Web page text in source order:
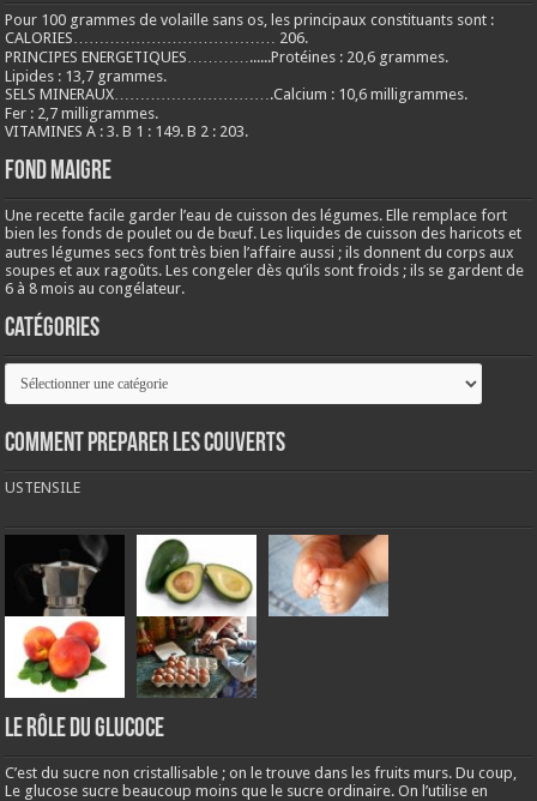
Pour 100 grammes de volaille sans os, les principaux constituants sont :
CALORIES………………………………… 206.
PRINCIPES ENERGETIQUES…………......Protéines : 20,6 grammes.
Lipides : 13,7 grammes.
SELS MINERAUX………………………….Calcium : 10,6 milligrammes.
Fer : 2,7 milligrammes.
VITAMINES A : 3. B 1 : 149. B 2 : 203.
Fond maigre
Une recette facile garder l’eau de cuisson des légumes. Elle remplace fort
bien les fonds de poulet ou de bœuf. Les liquides de cuisson des haricots et
autres légumes secs font très bien l’affaire aussi ; ils donnent du corps aux
soupes et aux ragoûts. Les congeler dès qu’ils sont froids ; ils se gardent de
6 à 8 mois au congélateur.
Catégories
Catégories
COMMENT PREPARER LES COUVERTS
USTENSILE
LE RÔLE DU GLUCOCE
C’est du sucre non cristallisable ; on le trouve dans les fruits murs. Du coup,
Le glucose sucre beaucoup moins que le sucre ordinaire. On l’utilise en